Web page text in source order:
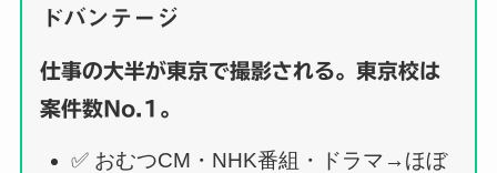
ドバンテージ
仕事の大半が東京で撮影される。東京校は
案件数No.1。
✅ おむつCM・NHK番組・ドラマ→ほぼ